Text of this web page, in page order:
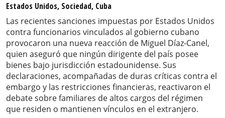
Estados Unidos, Sociedad, Cuba
Las recientes sanciones impuestas por Estados Unidos
contra funcionarios vinculados al gobierno cubano
provocaron una nueva reacción de Miguel Díaz-Canel,
quien aseguró que ningún dirigente del país posee
bienes bajo jurisdicción estadounidense. Sus
declaraciones, acompañadas de duras críticas contra el
embargo y las restricciones financieras, reactivaron el
debate sobre familiares de altos cargos del régimen
que residen o mantienen vínculos en el extranjero.